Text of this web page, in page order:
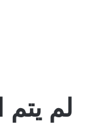
لم يتم